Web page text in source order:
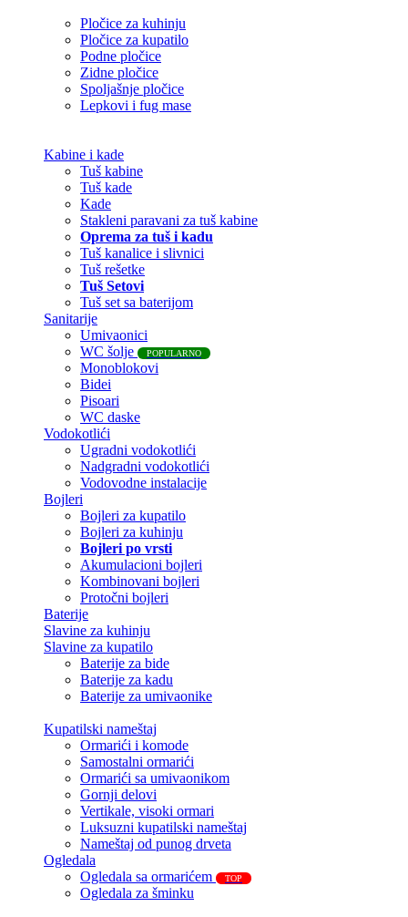
Pločice za kuhinju
Pločice za kupatilo
Podne pločice
Zidne pločice
Spoljašnje pločice
Lepkovi i fug mase
Kabine i kade
Tuš kabine
Tuš kade
Kade
Stakleni paravani za tuš kabine
Oprema za tuš i kadu
Tuš kanalice i slivnici
Tuš rešetke
Tuš Setovi
Tuš set sa baterijom
Sanitarije
Umivaonici
WC šolje
POPULARNO
Monoblokovi
Bidei
Pisoari
WC daske
Vodokotlići
Ugradni vodokotlići
Nadgradni vodokotlići
Vodovodne instalacije
Bojleri
Bojleri za kupatilo
Bojleri za kuhinju
Bojleri po vrsti
Akumulacioni bojleri
Kombinovani bojleri
Protočni bojleri
Baterije
Slavine za kuhinju
Slavine za kupatilo
Baterije za bide
Baterije za kadu
Baterije za umivaonike
Kupatilski nameštaj
Ormarići i komode
Samostalni ormarići
Ormarići sa umivaonikom
Gornji delovi
Vertikale, visoki ormari
Luksuzni kupatilski nameštaj
Nameštaj od punog drveta
Ogledala
Ogledala sa ormarićem
TOP
Ogledala za šminku